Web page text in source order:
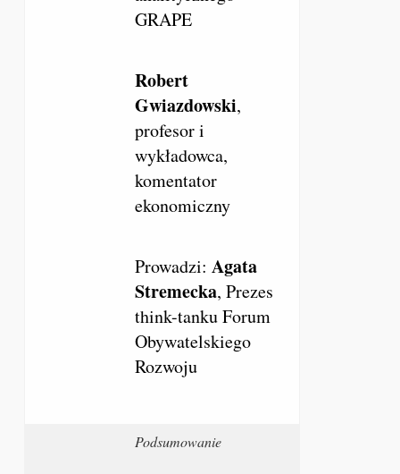
GRAPE
Robert
Gwiazdowski,
profesor i
wykładowca,
komentator
ekonomiczny
Prowadzi:Agata
Stremecka,Prezes
think-tanku Forum
Obywatelskiego
Rozwoju
Podsumowanie